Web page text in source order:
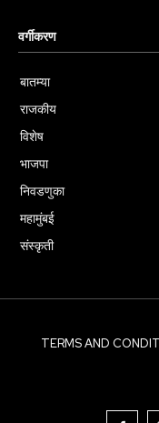
वर्गीकरण
बातम्या
राजकीय
विशेष
भाजपा
निवडणुका
महामुंबई
संस्कृती
TERMS AND